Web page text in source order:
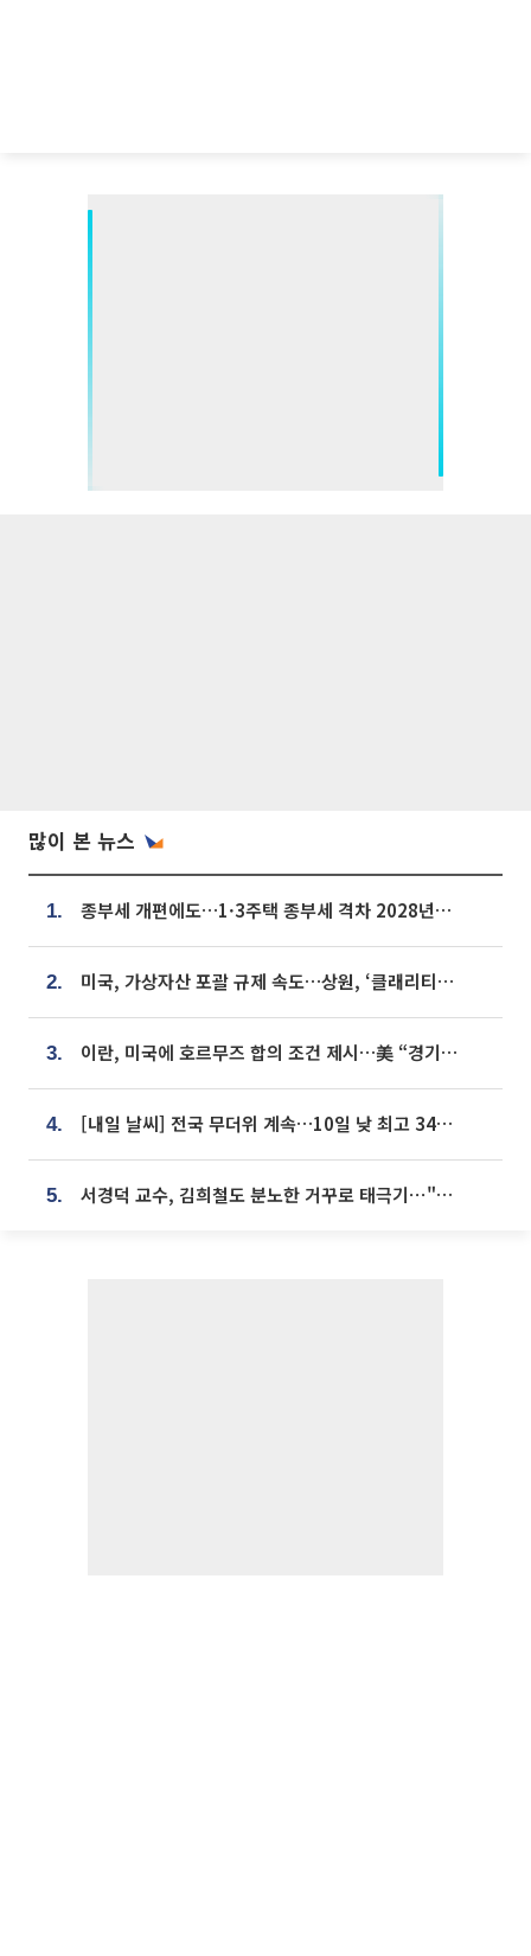
많이 본 뉴스
1. 종부세 개편에도…1·3주택 종부세 격차 2028년부터 확대
2. 미국, 가상자산 포괄 규제 속도…상원, ‘클래리티법’ 9월 절차투표 추진
3. 이란, 미국에 호르무즈 합의 조건 제시…美 “경기 아직 안 끝나” [종합]
4. [내일 날씨] 전국 무더위 계속…10일 낮 최고 34도 육박
5. 서경덕 교수, 김희철도 분노한 거꾸로 태극기⋯"엉터리는 아냐, 아쉬울 뿐"